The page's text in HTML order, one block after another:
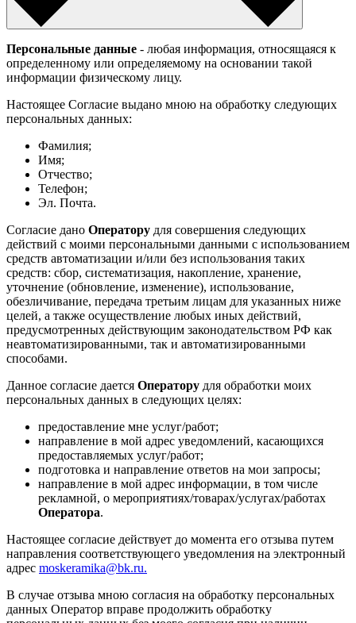
Персональные данные - любая информация, относящаяся к
определенному или определяемому на основании такой
информации физическому лицу.
Настоящее Согласие выдано мною на обработку следующих
персональных данных:
Фамилия;
Имя;
Отчество;
Телефон;
Эл. Почта.
Согласие дано Оператору для совершения следующих
действий с моими персональными данными с использованием
средств автоматизации и/или без использования таких
средств: сбор, систематизация, накопление, хранение,
уточнение (обновление, изменение), использование,
обезличивание, передача третьим лицам для указанных ниже
целей, а также осуществление любых иных действий,
предусмотренных действующим законодательством РФ как
неавтоматизированными, так и автоматизированными
способами.
Данное согласие дается Оператору для обработки моих
персональных данных в следующих целях:
предоставление мне услуг/работ;
направление в мой адрес уведомлений, касающихся
предоставляемых услуг/работ;
подготовка и направление ответов на мои запросы;
направление в мой адрес информации, в том числе
рекламной, о мероприятиях/товарах/услугах/работах
Оператора.
Настоящее согласие действует до момента его отзыва путем
направления соответствующего уведомления на электронный
адрес moskeramika@bk.ru.
В случае отзыва мною согласия на обработку персональных
данных Оператор вправе продолжить обработку